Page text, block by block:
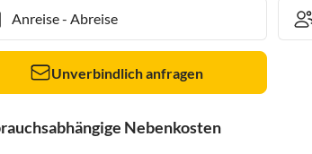
Anreise- Abreise
Unverbindlich anfragen
Nebenkosten